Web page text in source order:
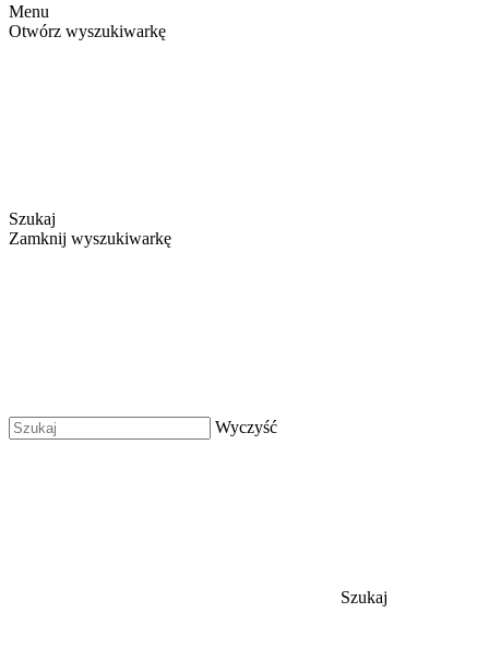
Menu
Otwórz wyszukiwarkę
Szukaj
Zamknij wyszukiwarkę
Wyczyść
Szukaj